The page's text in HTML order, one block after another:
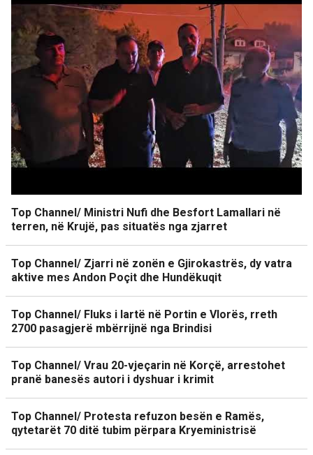
Top Channel/ Ministri Nufi dhe Besfort Lamallari në
terren, në Krujë, pas situatës nga zjarret
Top Channel/ Zjarri në zonën e Gjirokastrës, dy vatra
aktive mes Andon Poçit dhe Hundëkuqit
Top Channel/ Fluks i lartë në Portin e Vlorës, rreth
2700 pasagjerë mbërrijnë nga Brindisi
Top Channel/ Vrau 20-vjeçarin në Korçë, arrestohet
pranë banesës autori i dyshuar i krimit
Top Channel/ Protesta refuzon besën e Ramës,
qytetarët 70 ditë tubim përpara Kryeministrisë